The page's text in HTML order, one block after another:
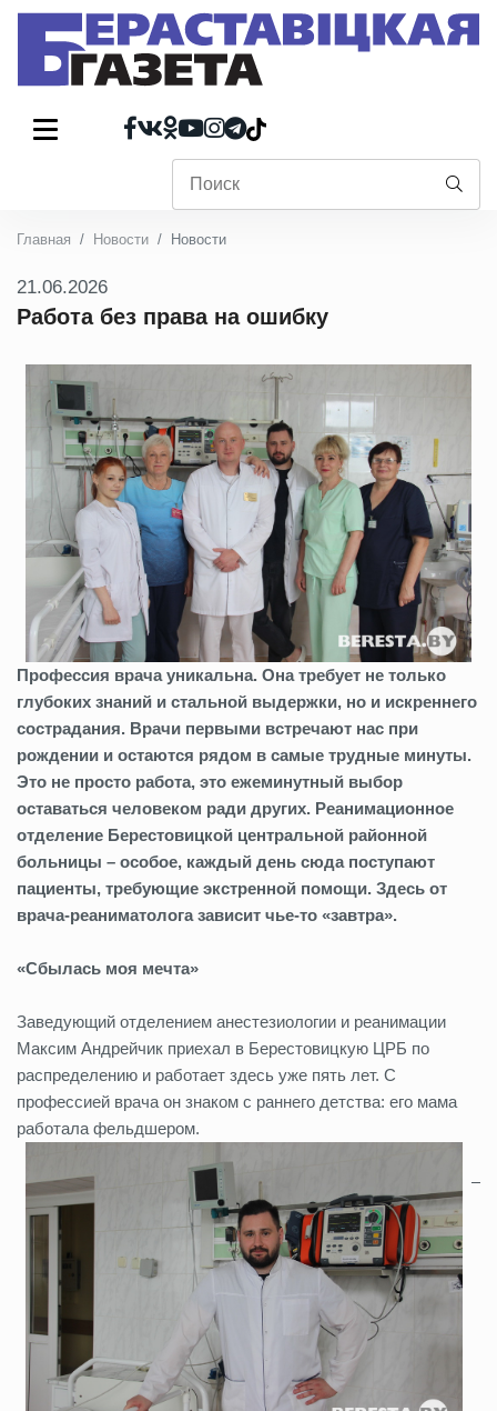
Главная Новости Новости
21.06.2026
Работа без права на ошибку
Профессия врача уникальна. Она требует не только
глубоких знаний и стальной выдержки, но и искреннего
сострадания. Врачи первыми встречают нас при
рождении и остаются рядом в самые трудные минуты.
Это не просто работа, это ежеминутный выбор
оставаться человеком ради других. Реанимационное
отделение Берестовицкой центральной районной
больницы – особое, каждый день сюда поступают
пациенты, требующие экстренной помощи. Здесь от
врача-реаниматолога зависит чье-то «завтра».
«Сбылась моя мечта»
Заведующий отделением анестезиологии и реанимации
Максим Андрейчик приехал в Берестовицкую ЦРБ по
распределению и работает здесь уже пять лет. С
профессией врача он знаком с раннего детства: его мама
работала фельдшером.
–